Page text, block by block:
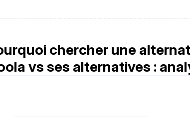
chercher une
vs ses alternatives :